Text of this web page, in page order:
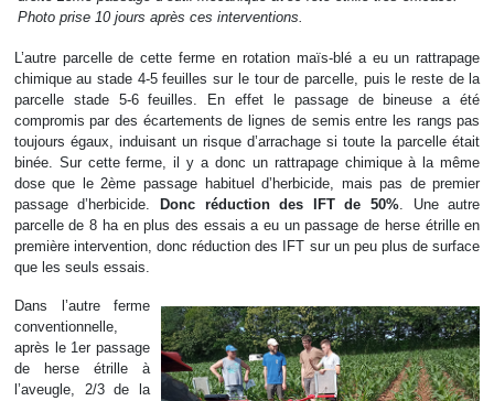
Photo prise 10 jours après ces interventions.
L’autre parcelle de cette ferme en rotation maïs-blé a eu un rattrapage
chimique au stade 4-5 feuilles sur le tour de parcelle, puis le reste de la
parcelle stade 5-6 feuilles. En effet le passage de bineuse a été
compromis par des écartements de lignes de semis entre les rangs pas
toujours égaux, induisant un risque d’arrachage si toute la parcelle était
binée. Sur cette ferme, il y a donc un rattrapage chimique à la même
dose que le 2ème passage habituel d’herbicide, mais pas de premier
passage d’herbicide.
Donc réduction des IFT de 50%. Une autre
parcelle de 8 ha en plus des essais a eu un passage de herse étrille en
première intervention, donc réduction des IFT sur un peu plus de surface
que les seuls essais.
Dans l’autre ferme
conventionnelle,
après le 1er passage
de herse étrille à
l’aveugle, 2/3 de la